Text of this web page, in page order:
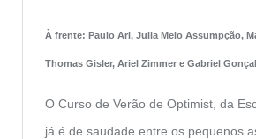
À frente: Paulo Ari, Julia Melo Assumpção,
Thomas Gisler, Ariel Zimmer e Gabriel
O Curso de Verão de Optimist, da
já é de saudade entre os pequenos